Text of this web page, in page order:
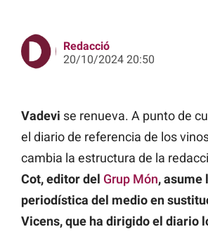
Redacció
20/10/2024 20:50
Vadevi se renueva. A punto de
el diario de referencia de los
cambia la estructura de la
Cot, editor del Grup Món, asume
periodística del medio en
Vicens, que ha dirigido el diario